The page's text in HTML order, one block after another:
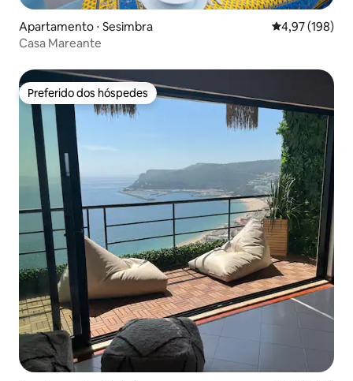
Apartamento ⋅ Sesimbra 4,97 de uma
4,97 (198)
Casa Mareante
Preferido dos hóspedes
Preferido dos hóspedes